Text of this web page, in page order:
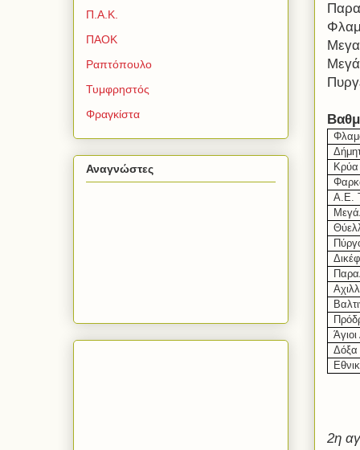
Α.Ε.
Δόξα
2η
Π.Α.Κ.
ΠΑΟΚ
Ραπτόπουλο
Τυμφρηστός
Φραγκίστα
Αναγνώστες